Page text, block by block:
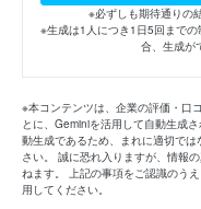
※必ずしも期待通りの
※生成は1人につき1日5回まで
合、生成が
※本コンテンツは、企業の評価・口
とに、Geminiを活用して自動生成
動生成であるため、まれに適切で
さい。 誠に恐れ入りますが、情報
ねます。 上記の事項をご認識のう
用してください。